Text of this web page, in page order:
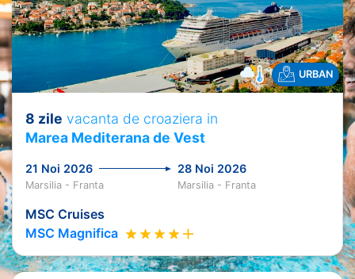
URBAN
8 zile vacanta de croaziera in
Marea Mediterana de Vest
21 Noi 2026 28 Noi 2026
Marsilia - Franta Marsilia - Franta
MSC Cruises
MSC Magnifica